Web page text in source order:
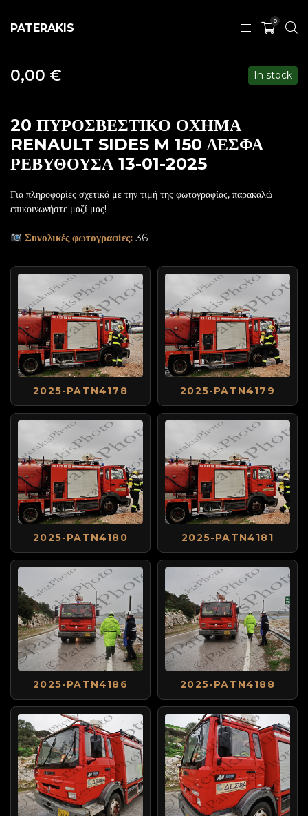
PATERAKIS
0
20 ΠΥΡΟΣΒΕΣΤΙΚΟ ΟΧΗΜΑ
RENAULT SIDES M 150 ΔΕΣΦΑ
ΡΕΒΥΘΟΥΣΑ 13-01-2025
0,00 € In stock
Για πληροφορίες σχετικά με την τιμή της φωτογραφίας, παρακαλώ
επικοινωνήστε μαζί μας!
Συνολικές φωτογραφίες: 36
2025-PATN4178 2025-PATN4179
2025-PATN4180 2025-PATN4181
2025-PATN4186 2025-PATN4188